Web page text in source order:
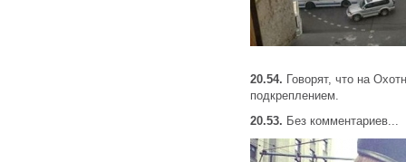
20.54. Говорят, что на
подкреплением.
20.53. Без комментариев...